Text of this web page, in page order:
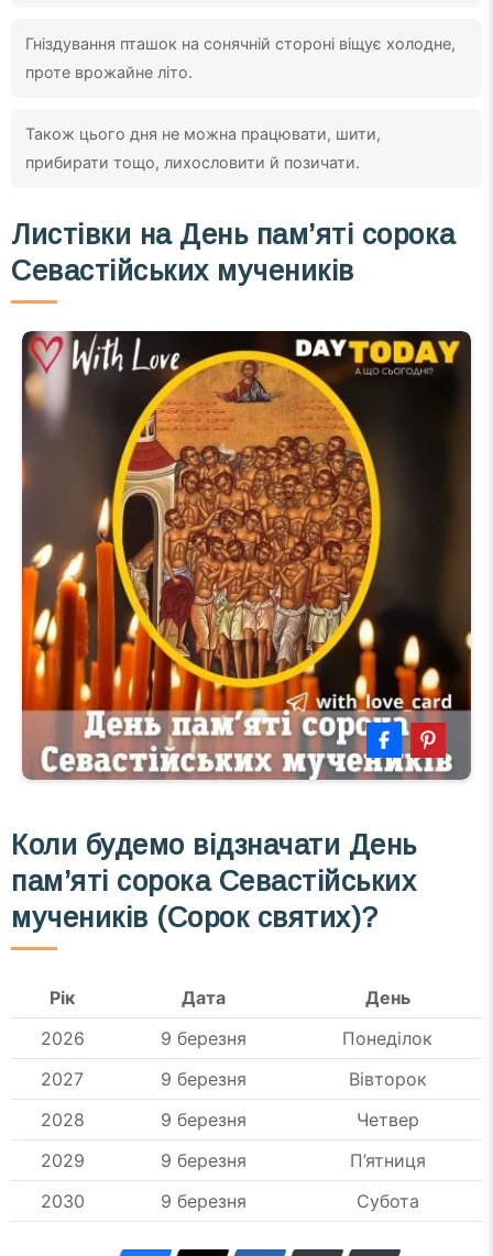
Гніздування пташок на сонячній стороні віщує холодне,
проте врожайне літо.
Також цього дня не можна працювати, шити,
прибирати тощо, лихословити й позичати.
Листівки на День пам’яті сорока
Севастійських мучеників
Коли будемо відзначати День
пам’яті сорока Севастійських
мучеників (Сорок святих)?
Рік Дата
День
2026
9 березня
Понеділок
2027
9 березня
Вівторок
2028
9 березня
Четвер
2029
9 березня
П’ятниця
2030
9 березня Субота